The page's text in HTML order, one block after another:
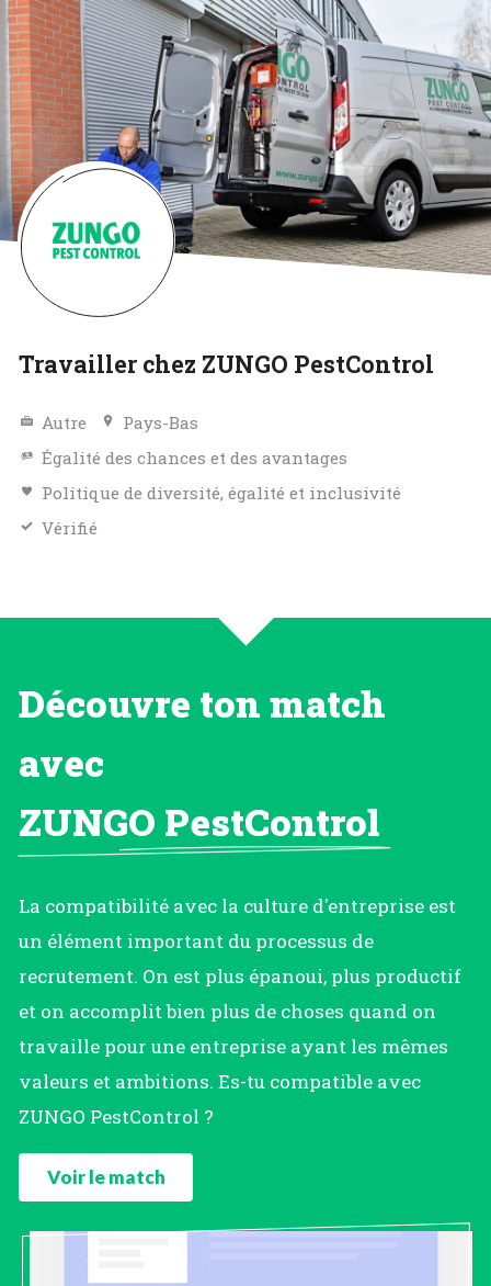
Travailler chez ZUNGO PestControl
Autre
Pays-Bas
Égalité des chances et des avantages
Politique de diversité, égalité et inclusivité
Vérifié
Découvre ton match
avec
ZUNGO PestControl
La compatibilité avec la culture d'entreprise est
un élément important du processus de
recrutement. On est plus épanoui, plus productif
et on accomplit bien plus de choses quand on
travaille pour une entreprise ayant les mêmes
valeurs et ambitions. Es-tu compatible avec
ZUNGO PestControl ?
Voir le match